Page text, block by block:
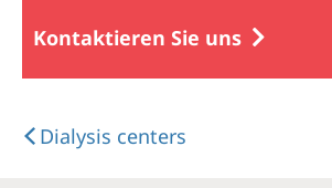
Kontaktieren Sie uns
Dialysis centers